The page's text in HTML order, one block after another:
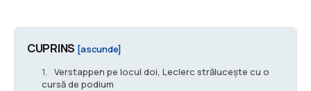
CUPRINS [ascunde]
Verstappen pe locul doi, Leclerc strălucește cu o
cursă de podium